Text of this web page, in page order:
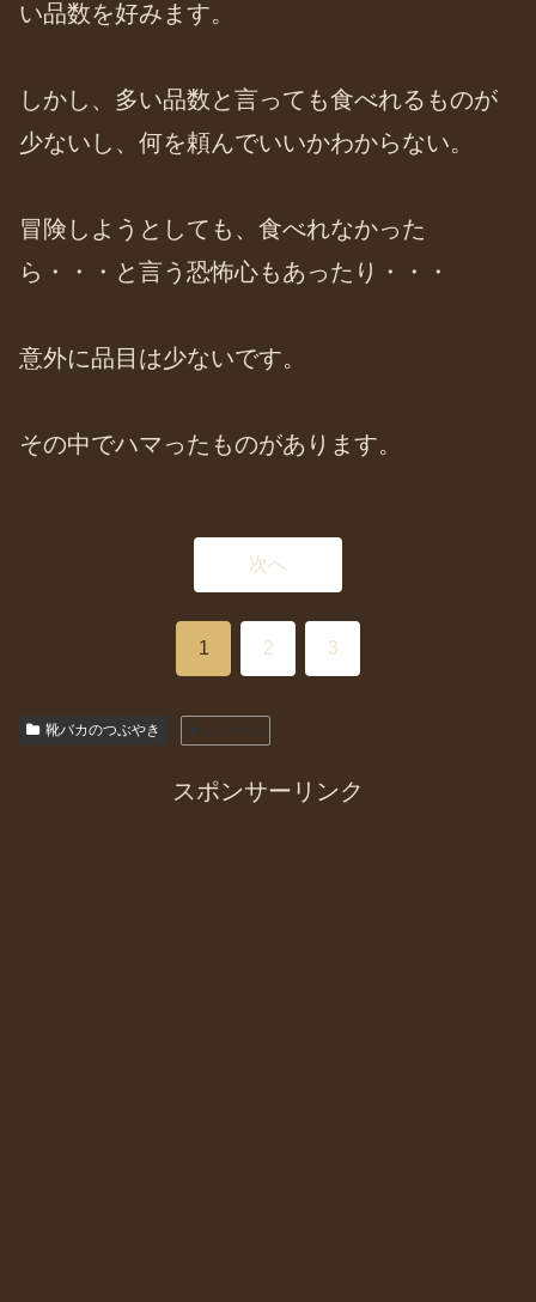
い品数を好みます。
しかし、多い品数と言っても食べれるものが
少ないし、何を頼んでいいかわからない。
冒険しようとしても、食べれなかった
ら・・・と言う恐怖心もあったり・・・
意外に品目は少ないです。
その中でハマったものがあります。
次へ
1 2 3
靴バカのつぶやき
スポンサーリンク